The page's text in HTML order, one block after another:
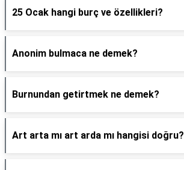
25 Ocak hangi burç ve özellikleri?
Anonim bulmaca ne demek?
Burnundan getirtmek ne demek?
Art arta mı art arda mı hangisi doğru?